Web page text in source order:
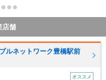
店舗
ルネットワーク豊橋駅前
オススメ